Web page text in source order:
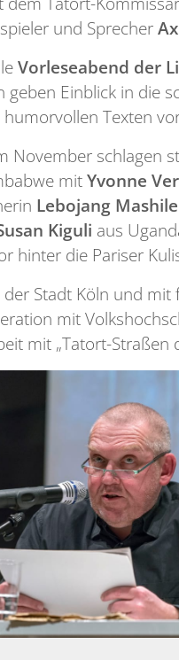
und Sprecher
Vorleseabend der
geben Einblick in die
Texten
November schlagen
mitYvonne
Lebojang Mashile
Kiguli aus
hinter die Pariser
Stadt Köln und
mit
mit „Tatort-Straßen